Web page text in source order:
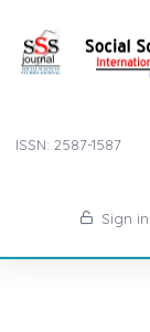
ISSN: 2587-1587
Sign in